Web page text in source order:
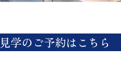
見学のご予約はこちら